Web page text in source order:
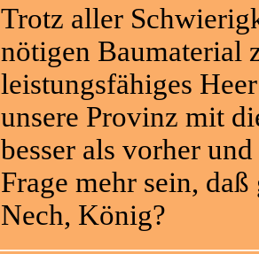
Trotz aller
nötigen Baumaterial
leistungsfähiges
unsere Provinz mit
besser als vorher
Frage mehr sein,
Nech, König?